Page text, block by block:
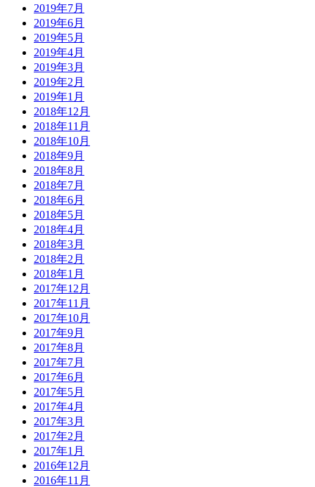
2019年7月
2019年6月
2019年5月
2019年4月
2019年3月
2019年2月
2019年1月
2018年12月
2018年11月
2018年10月
2018年9月
2018年8月
2018年7月
2018年6月
2018年5月
2018年4月
2018年3月
2018年2月
2018年1月
2017年12月
2017年11月
2017年10月
2017年9月
2017年8月
2017年7月
2017年6月
2017年5月
2017年4月
2017年3月
2017年2月
2017年1月
2016年12月
2016年11月